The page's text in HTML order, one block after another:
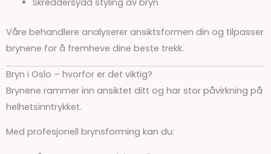
Skreddersydd styling av bryn
Våre behandlere analyserer ansiktsformen din og tilpasser
brynene for å fremheve dine beste trekk.
Bryn i Oslo – hvorfor er det viktig?
Brynene rammer inn ansiktet ditt og har stor påvirkning på
helhetsinntrykket.
Med profesjonell brynsforming kan du: